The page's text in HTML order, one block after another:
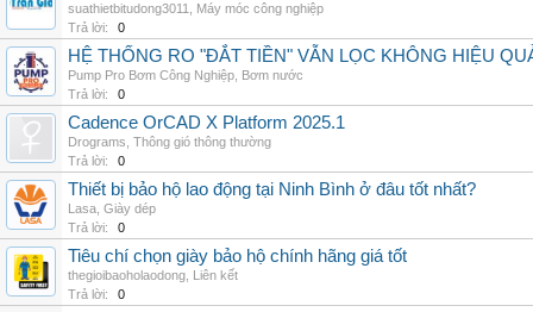
suathietbitudong3011
Máy móc công nghiệp
Trả lời:
0
HỆ THỐNG RO "ĐẮT TIỀN" VẪN LỌC KHÔNG HIỆU
Pump Pro Bơm Công Nghiệp Bơm nước
Trả lời:
0
Cadence OrCAD X Platform 2025.1
Drograms Thông gió thông thường
Trả lời:
0
Thiết bị bảo hộ lao động tại Ninh Bình ở đâu tốt nhất?
Lasa Giày dép
Trả lời:
0
Tiêu chí chọn giày bảo hộ chính hãng giá tốt
thegioibaoholaodong Liên kết
Trả lời:
0